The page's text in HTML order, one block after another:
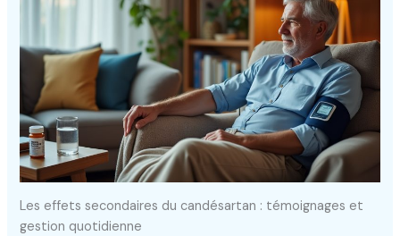
Les effets secondaires du candésartan : témoignages et
gestion quotidienne